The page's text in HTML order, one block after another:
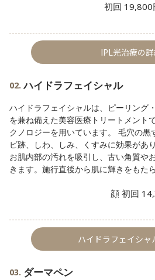
初回
IPL光治療の
ハイドラフェイシャル
ハイドラフェイシャルは、ピーリング
を兼ね備えた美容医療トリートメント
クノロジーを用いています。 毛穴の黒
ビ跡、しわ、しみ、くすみに効果があ
お肌内部の汚れを吸引し、古い角質や
きます。施行直後から肌に輝きをもた
顔 初回
ハイドラフェイシャ
ダーマペン